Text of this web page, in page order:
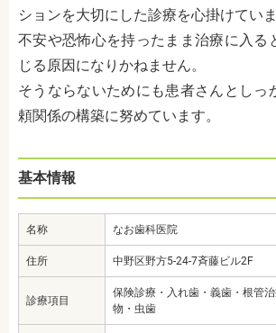
ションを大切にした診療を心掛けていま
不安や恐怖心を持ったまま治療に入る
じる原因になりかねません。
そうならないためにも患者さんとしっ
頼関係の構築に努めています。
基本情報
名称 なお歯科医院
住所 中野区野方5-24-7斉藤ビル2F
診療項目
保険診療・入れ歯・義歯・根管
物・虫歯